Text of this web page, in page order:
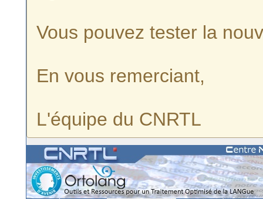
Vous pouvez tester la
En vous remerciant,
L'équipe du CNRTL